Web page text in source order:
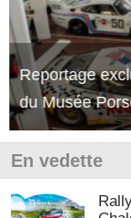
Reportage
du Musée
En vedette